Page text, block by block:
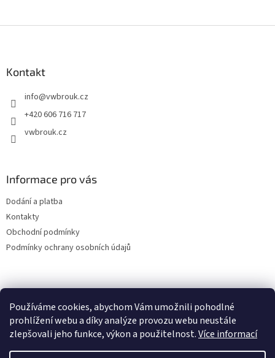
Používáme cookies, abychom Vám umožnili pohodlné
prohlížení webu a díky analýze provozu webu neustále
zlepšovali jeho funkce, výkon a použitelnost.Více informací
Kontakt
info@vwbrouk.cz
+420 606 716 717
vwbrouk.cz
Informace pro vás
Dodání a platba
Kontakty
Obchodní podmínky
Podmínky ochrany osobních údajů